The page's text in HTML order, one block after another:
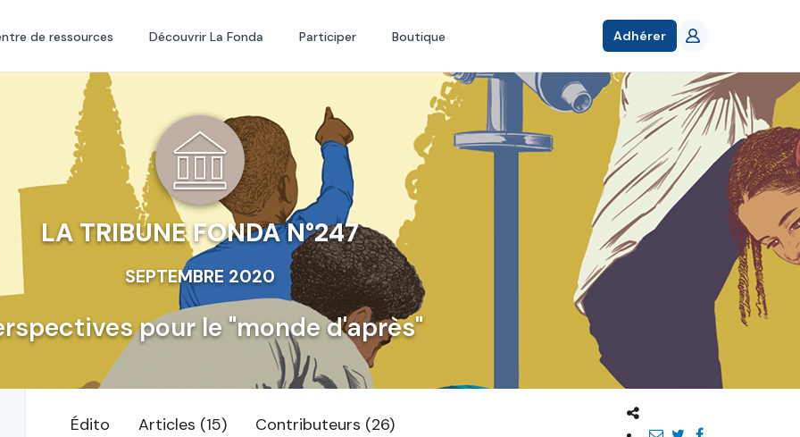
de ressources Découvrir La Fonda Participer Boutique Adhérer
LA TRIBUNE FONDA N°247
SEPTEMBRE 2020
pour le "monde d'après"
Édito Articles (15) Contributeurs (26)